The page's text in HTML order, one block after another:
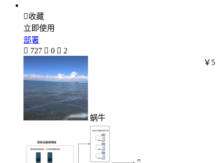
收藏
立即使用
部署
 727  0  2
蜗牛
￥5